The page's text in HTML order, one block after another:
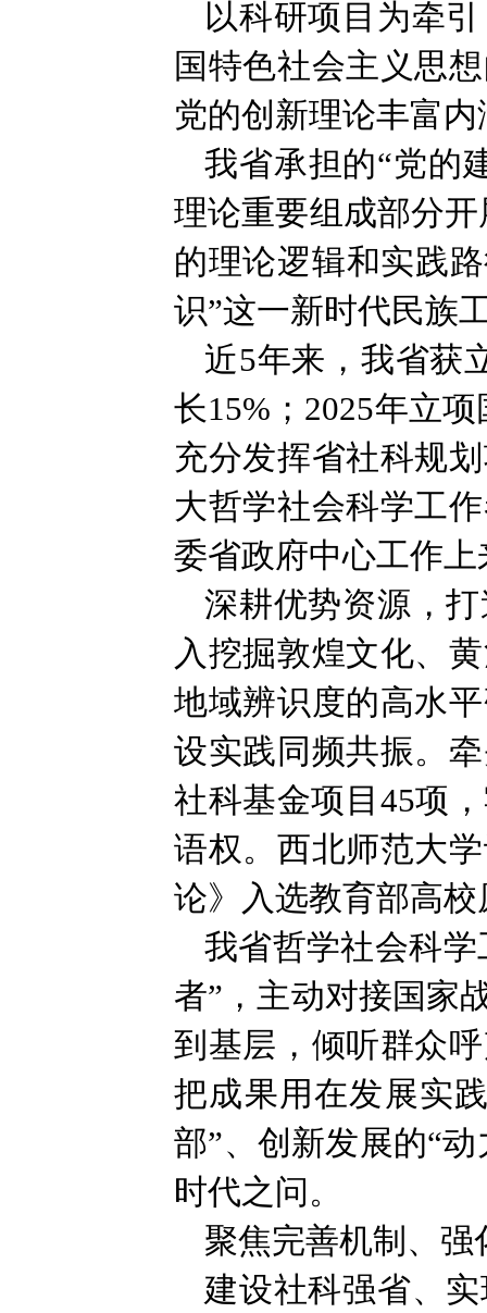
以科研项目为牵
国特色社会主义思
党的创新理论丰富
我省承担的“党的
理论重要组成部分
的理论逻辑和实践
识”这一新时代民族
近5年来，我省获
长15%；2025年立
充分发挥省社科规
大哲学社会科学工
委省政府中心工作
深耕优势资源，
入挖掘敦煌文化、
地域辨识度的高水
设实践同频共振。
社科基金项目45项
语权。西北师范大
论》入选教育部高
我省哲学社会科
者”，主动对接国家
到基层，倾听群众
把成果用在发展实
部”、创新发展的“
时代之问。
聚焦完善机制、
建设社科强省、